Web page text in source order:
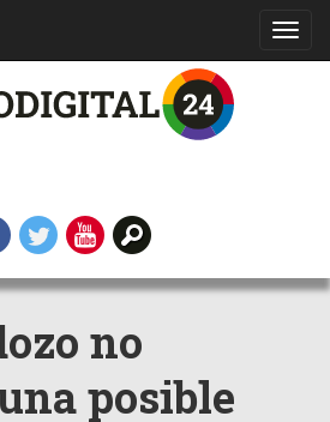
no
posible